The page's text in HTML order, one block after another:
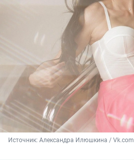
Источник: Александра Илюшкина / Vk.com